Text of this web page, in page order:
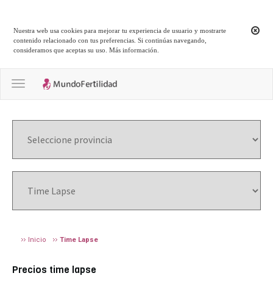
Nuestra web usa cookies para mejorar tu experiencia de usuario y mostrarte
contenido relacionado con tus preferencias. Si continúas navegando,
consideramos que aceptas su uso.Más información
Toggle navigation
Inicio Time Lapse
Precios time lapse